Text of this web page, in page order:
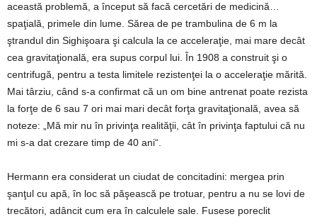
această problemă, a început să facă cercetări de medicină…
spaţială, primele din lume. Sărea de pe trambulina de 6 m la
ştrandul din Sighişoara şi calcula la ce acceleraţie, mai mare decât
cea gravitaţională, era supus corpul lui. În 1908 a construit şi o
centrifugă, pentru a testa limitele rezistenţei la o acceleraţie mărită.
Mai târziu, când s-a confirmat că un om bine antrenat poate rezista
la forţe de 6 sau 7 ori mai mari decât forţa gravitaţională, avea să
noteze: „Mă mir nu în privinţa realităţii, cât în privinţa faptului că nu
mi s-a dat crezare timp de 40 ani“.
Hermann era considerat un ciudat de concitadini: mergea prin
şanţul cu apă, în loc să păşească pe trotuar, pentru a nu se lovi de
trecători, adâncit cum era în calculele sale. Fusese poreclit